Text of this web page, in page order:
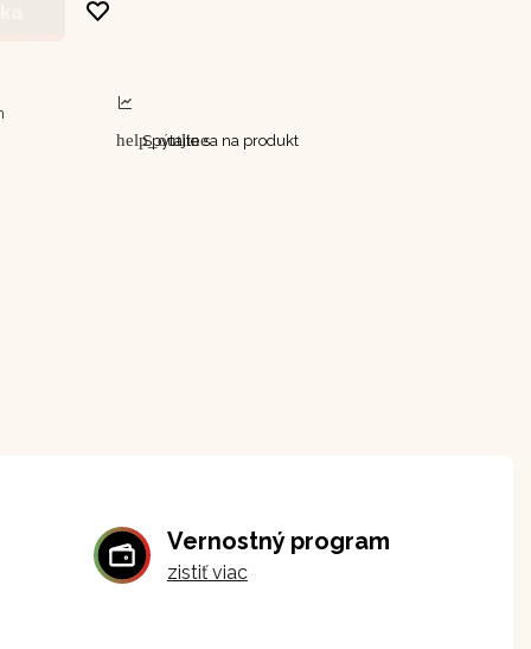
help_outline
Spýtajte sa na produkt
Vernostný program
zistiť viac